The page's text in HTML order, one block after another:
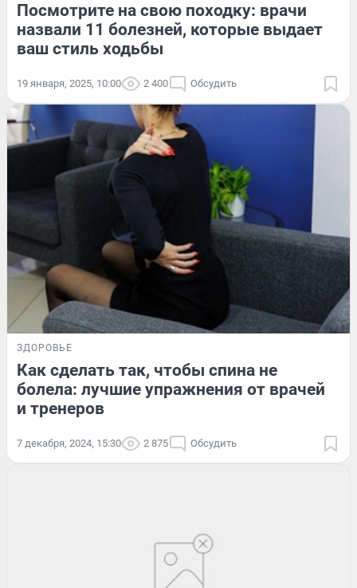
Посмотрите на свою походку: врачи
назвали 11 болезней, которые выдает
ваш стиль ходьбы
19 января, 2025, 10:00 2 400 Обсудить
ЗДОРОВЬЕ
Как сделать так, чтобы спина не
болела: лучшие упражнения от врачей
и тренеров
7 декабря, 2024, 15:30 2 875 Обсудить